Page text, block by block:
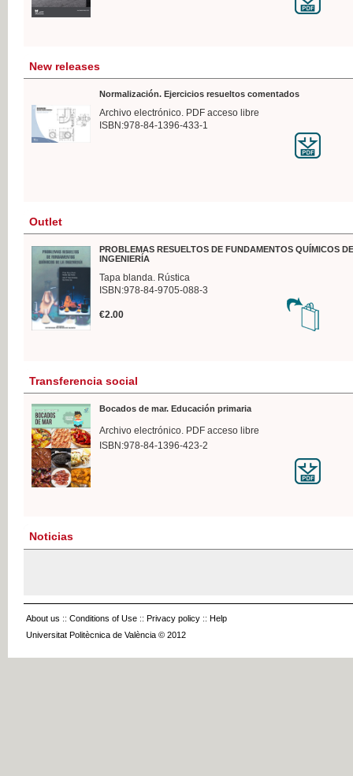
New releases
Normalización. Ejercicios resueltos comentados
Archivo electrónico. PDF acceso libre
ISBN:978-84-1396-433-1
Outlet
PROBLEMAS RESUELTOS DE FUNDAMENTOS QUÍMICOS
INGENIERÍA
Tapa blanda. Rústica
ISBN:978-84-9705-088-3
€2.00
Transferencia social
Bocados de mar. Educación primaria
Archivo electrónico. PDF acceso libre
ISBN:978-84-1396-423-2
Noticias
About us :: Conditions of Use :: Privacy policy :: Help
Universitat Politècnica de València © 2012